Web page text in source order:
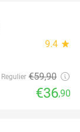
9.4 star
Regulier €59,90
€36,90